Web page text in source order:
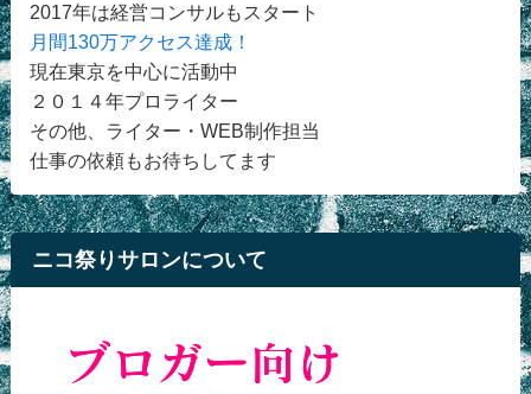
2017年は経営コンサルもスタート
月間130万アクセス達成！
現在東京を中心に活動中
２０１４年プロライター
その他、ライター・WEB制作担当
仕事の依頼もお待ちしてます
ニコ祭りサロンについて